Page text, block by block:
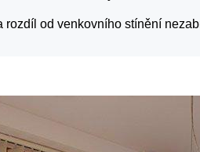
rozdíl od venkovního stínění